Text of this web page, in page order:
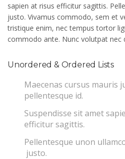
sapien at risus efficitur sagittis.
justo. Vivamus commodo, sem et
tristique enim, nec tempus tortor
commodo ante. Nunc volutpat nec
Unordered & Ordered Lists
Maecenas cursus mauris
pellentesque id.
Suspendisse sit amet
efficitur sagittis.
Pellentesque unon
justo.